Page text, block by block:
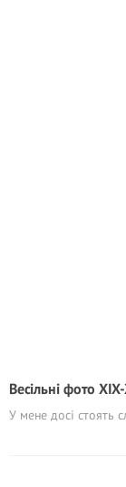
Весільні фото
У мене досі стоять